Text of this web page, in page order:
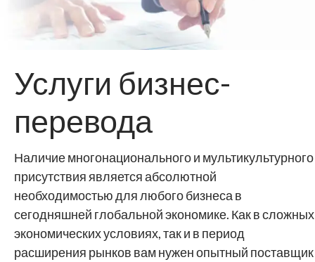
Услуги бизнес-
перевода
Наличие многонационального и мультикультурного
присутствия является абсолютной
необходимостью для любого бизнеса в
сегодняшней глобальной экономике. Как в сложных
экономических условиях, так и в период
расширения рынков вам нужен опытный поставщик